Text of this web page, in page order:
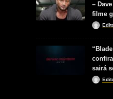
–
filme
sairá